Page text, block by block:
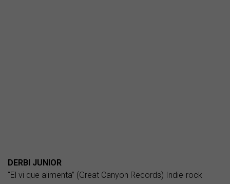
DERBI JUNIOR
“El vi que alimenta” (Great Canyon Records) Indie-rock